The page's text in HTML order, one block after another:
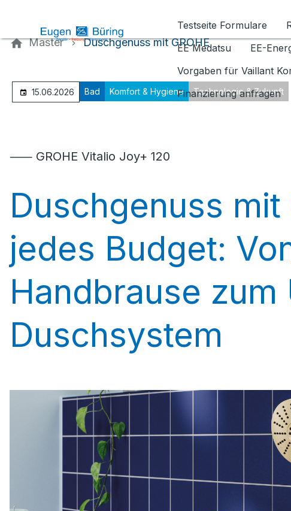
Testseite Formulare
EE Medatsu
EE-
Vorgaben für Vaillant
Finanzierung anfragen
Master Duschgenuss mit GROHE
15.06.2026 Bad Komfort & Hygiene Technologie & Zukunft
⸺ GROHE Vitalio Joy+ 120
Duschgenuss mit
jedes Budget:
Handbrause
Duschsystem